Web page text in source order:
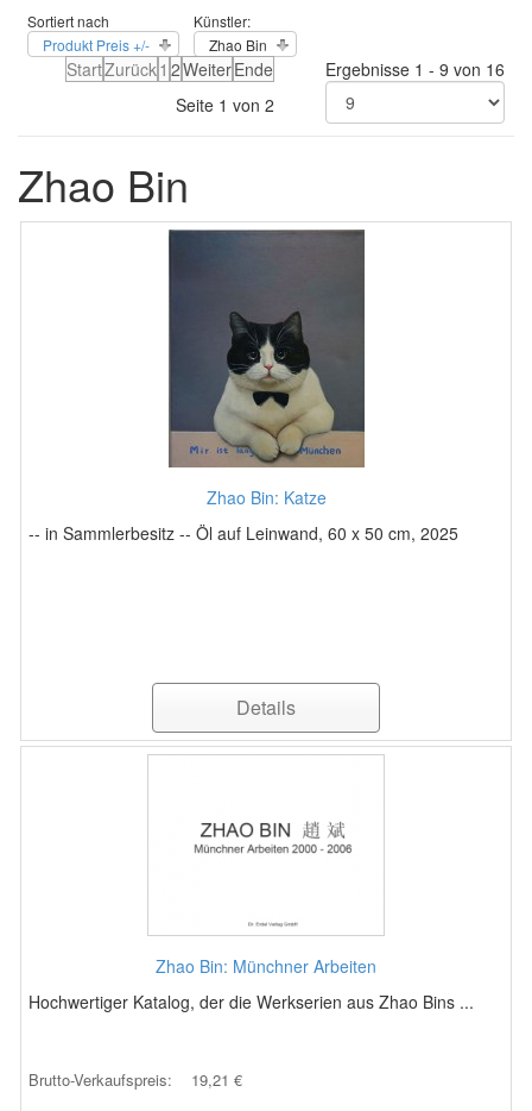
Sortiert nach
Produkt Preis +/-
Künstler:
Zhao Bin
StartZurück1 2WeiterEnde
Seite 1 von 2
Ergebnisse 1 - 9 von 16
Zhao Bin
Zhao Bin: Katze
-- in Sammlerbesitz -- Öl auf Leinwand, 60 x 50 cm, 2025
Details
Zhao Bin: Münchner Arbeiten
Hochwertiger Katalog, der die Werkserien aus Zhao Bins ...
Brutto-Verkaufspreis: 19,21 €